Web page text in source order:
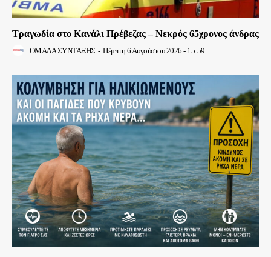
Τραγωδία στο Κανάλι Πρέβεζας – Νεκρός 65χρονος άνδρας
ΟΜΑΔΑ ΣΥΝΤΑΞΗΣ - Πέμπτη 6 Αυγούστου 2026 - 15:59